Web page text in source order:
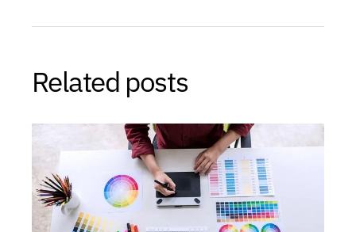
Related posts